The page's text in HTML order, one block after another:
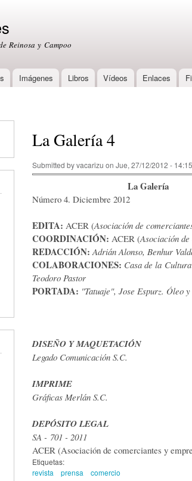
Reinosa y Campoo
Imágenes Libros Vídeos Enlaces
La Galería 4
Submitted byvacarizu on Jue, 27/12/2012 - 14:15
La Galería
Número 4. Diciembre 2012
EDITA: ACER (Asociación de
COORDINACIÓN: ACER (Asociación
REDACCIÓN:Adrián Alonso, Benhur
COLABORACIONES: Casa de la
Teodoro Pastor
PORTADA: "Tatuaje", Jose Espurz. Óleo
DISEÑO Y MAQUETACIÓN
Legado Comunicación S.C.
IMPRIME
Gráficas Merlán S.C.
DEPÓSITO LEGAL
SA - 701 - 2011
ACER (Asociación de comerciantes y
Etiquetas:
revista
prensa comercio